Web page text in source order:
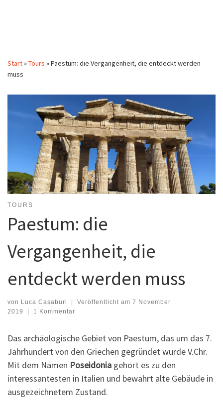
Start»Tours »Paestum: die Vergangenheit, die entdeckt werden
muss
TOURS
Paestum: die
Vergangenheit, die
entdeckt werden muss
von Luca Casaburi Veröffentlicht am 7 November
2019
1 Kommentar
Das archäologische Gebiet von Paestum, das um das 7.
Jahrhundert von den Griechen gegründet wurde V.Chr.
Mit dem Namen Poseidonia gehört es zu den
interessantesten in Italien und bewahrt alte Gebäude in
ausgezeichnetem Zustand.